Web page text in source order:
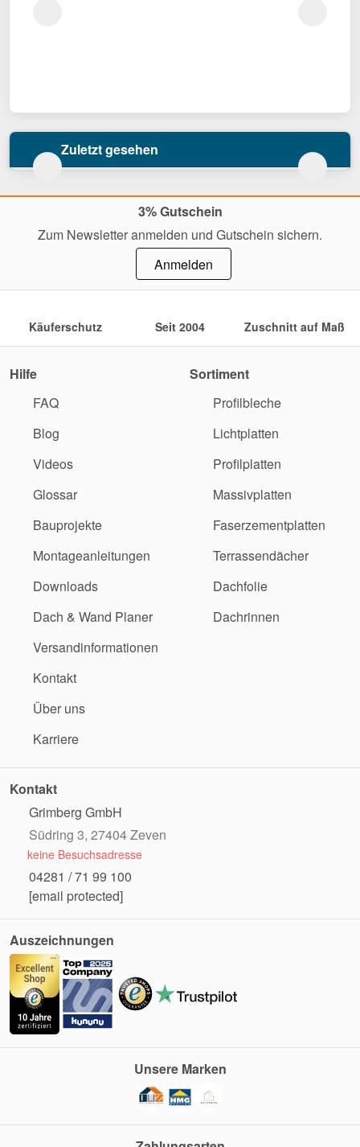
Zuletzt gesehen
3% Gutschein
Zum Newsletter anmelden und Gutschein sichern.
Anmelden
Käuferschutz Seit 2004 Zuschnitt auf Maß
Hilfe
FAQ
Blog
Videos
Glossar
Bauprojekte
Montageanleitungen
Downloads
Dach & Wand Planer
Versandinformationen
Kontakt
Über uns
Karriere
Sortiment
Profilbleche
Lichtplatten
Profilplatten
Massivplatten
Faserzementplatten
Terrassendächer
Dachfolie
Dachrinnen
Kontakt
Grimberg GmbH
Südring 3, 27404 Zeven
keine Besuchsadresse
04281 / 71 99 100
[email protected]
Auszeichnungen
Unsere Marken